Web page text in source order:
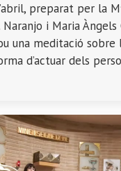
preparat per la
Naranjo i Maria Àngels
una meditació sobre
d’actuar dels